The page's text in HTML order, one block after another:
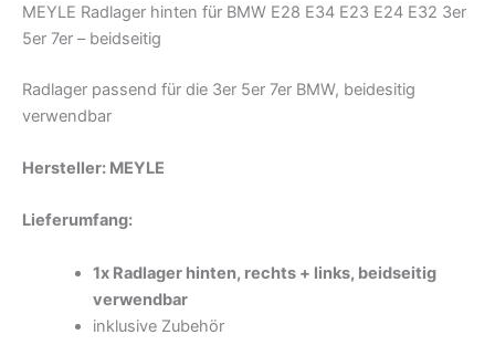
MEYLE Radlager hinten für BMW E28 E34 E23 E24 E32 3er
5er 7er – beidseitig
Radlager passend für die 3er 5er 7er BMW, beidesitig
verwendbar
Hersteller: MEYLE
Lieferumfang:
1x Radlager hinten, rechts + links, beidseitig
verwendbar
inklusive Zubehör